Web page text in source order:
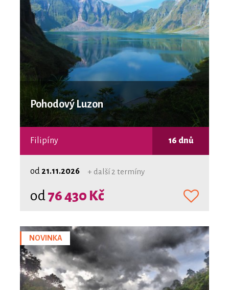
Pohodový Luzon
Filipíny 16 dnů
od 21.11.2026 + další 2 termíny
od76 430 Kč
NOVINKA